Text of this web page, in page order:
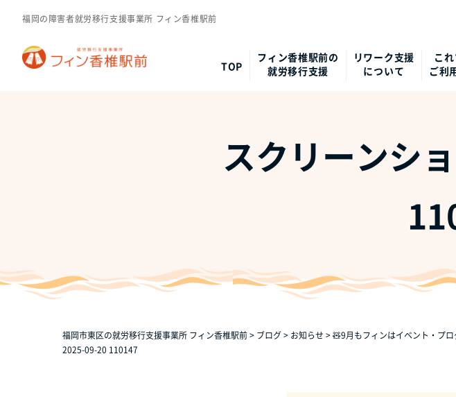
福岡の障害者就労移行支援事業所 フィン香椎駅前
TOP
フィン香椎駅前の
就労移行支援
リワーク支援
について
こ
ご利
スクリーンシ
福岡市東区の就労移行支援事業所 フィン香椎駅前> ブログ> お知らせ >🧸9月もフィンはイベント・プ
2025-09-20 110147